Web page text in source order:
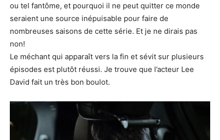
ou tel fantôme, et pourquoi il ne peut quitter ce monde
seraient une source inépuisable pour faire de
nombreuses saisons de cette série. Et je ne dirais pas
non!
Le méchant qui apparaît vers la fin et sévit sur plusieurs
épisodes est plutôt réussi. Je trouve que l’acteur Lee
David fait un très bon boulot.